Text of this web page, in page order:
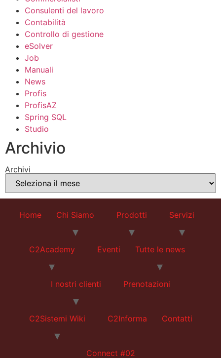
Consulenti del lavoro
Contabilità
Controllo di gestione
eSolver
Job
Manuali
News
Profis
ProfisAZ
Spring SQL
Studio
Archivio
Archivi
Home Chi Siamo Prodotti Servizi
C2Academy Eventi Tutte le news
I nostri clienti Prenotazioni
C2Sistemi Wiki C2Informa Contatti
Connect #02